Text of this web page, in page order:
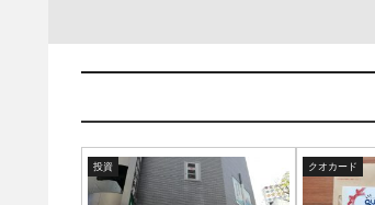
投資 クオカード